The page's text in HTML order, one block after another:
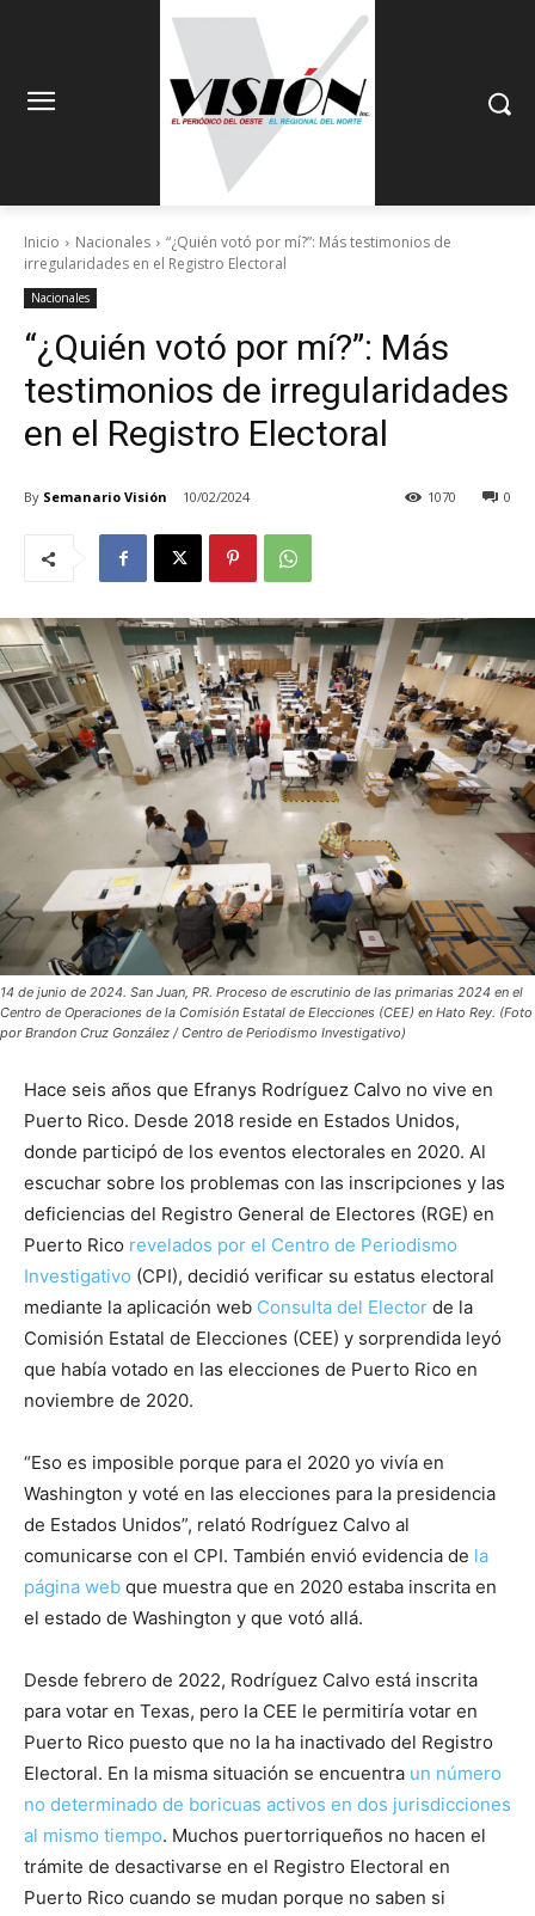
Inicio Nacionales
“¿Quién votó por mí?”: Más testimonios de
irregularidades en el Registro Electoral
Nacionales
“¿Quién votó por mí?”: Más
testimonios de irregularidades
en el Registro Electoral
By Semanario Visión 10/02/2024 0
1070
14 de junio de 2024. San Juan, PR. Proceso de escrutinio de las primarias 2024 en el
Centro de Operaciones de la Comisión Estatal de Elecciones (CEE) en Hato Rey. (Foto
por Brandon Cruz González / Centro de Periodismo Investigativo)
Hace seis años que Efranys Rodríguez Calvo no vive en
Puerto Rico. Desde 2018 reside en Estados Unidos,
donde participó de los eventos electorales en 2020. Al
escuchar sobre los problemas con las inscripciones y las
deficiencias del Registro General de Electores (RGE) en
Puerto Rico revelados por el Centro de Periodismo
Investigativo (CPI), decidió verificar su estatus electoral
mediante la aplicación web Consulta del Elector de la
Comisión Estatal de Elecciones (CEE) y sorprendida leyó
que había votado en las elecciones de Puerto Rico en
noviembre de 2020.
“Eso es imposible porque para el 2020 yo vivía en
Washington y voté en las elecciones para la presidencia
de Estados Unidos”, relató Rodríguez Calvo al
comunicarse con el CPI. También envió evidencia de la
página web que muestra que en 2020 estaba inscrita en
el estado de Washington y que votó allá.
Desde febrero de 2022, Rodríguez Calvo está inscrita
para votar en Texas, pero la CEE le permitiría votar en
Puerto Rico puesto que no la ha inactivado del Registro
Electoral. En la misma situación se encuentra un número
no determinado de boricuas activos en dos jurisdicciones
al mismo tiempo. Muchos puertorriqueños no hacen el
trámite de desactivarse en el Registro Electoral en
Puerto Rico cuando se mudan porque no saben si